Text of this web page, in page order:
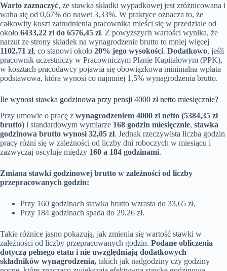
Warto zaznaczyć, że stawka składki wypadkowej jest zróżnicowana i
waha się od 0,67% do nawet 3,33%. W praktyce oznacza to, że
całkowity koszt zatrudnienia pracownika mieści się w przedziale od
około 6433,22 zł do 6576,45 zł. Z powyższych wartości wynika, że
narzut ze strony składek na wynagrodzenie brutto to mniej więcej
1102,71 zł, co stanowi około 20% jego wysokości. Dodatkowo, jeśli
pracownik uczestniczy w Pracowniczym Planie Kapitałowym (PPK),
w kosztach pracodawcy pojawia się obowiązkowa minimalna wpłata
podstawowa, która wynosi co najmniej 1,5% wynagrodzenia brutto.
Ile wynosi stawka godzinowa przy pensji 4000 zł netto miesięcznie?
Przy umowie o pracę z wynagrodzeniem 4000 zł netto (5384,35 zł
brutto) i standardowym wymiarze 168 godzin miesięcznie, stawka
godzinowa brutto wynosi 32,05 zł. Jednak rzeczywista liczba godzin
pracy różni się w zależności od liczby dni roboczych w miesiącu i
zazwyczaj oscyluje między 160 a 184 godzinami.
Zmiana stawki godzinowej brutto w zależności od liczby
przepracowanych godzin:
Przy 160 godzinach stawka brutto wzrasta do 33,65 zł,
Przy 184 godzinach spada do 29,26 zł.
Takie różnice jasno pokazują, jak zmienia się wartość stawki w
zależności od liczby przepracowanych godzin. Podane obliczenia
dotyczą pełnego etatu i nie uwzględniają dodatkowych
składników wynagrodzenia, takich jak nadgodziny czy godziny